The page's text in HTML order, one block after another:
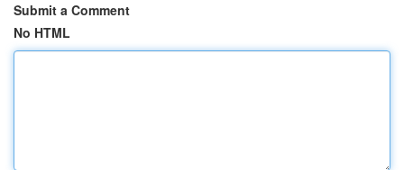
Submit a Comment
No HTML